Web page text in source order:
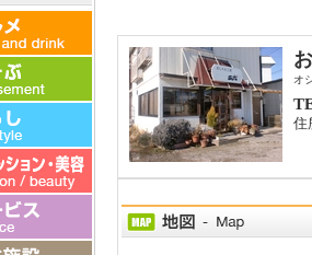
オ
住